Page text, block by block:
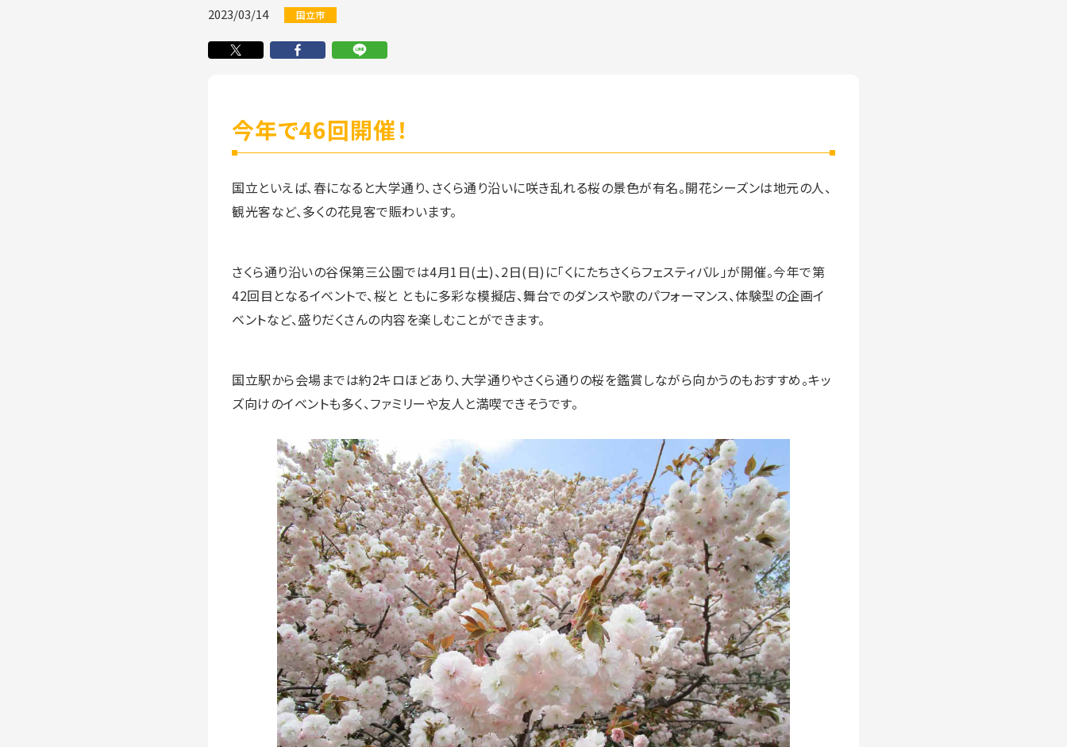
2023/03/14 国立市
今年で46回開催！
国立といえば、春になると大学通り、さくら通り沿いに咲き乱れる桜の景色が有名。開花シーズンは地元の人、
観光客など、多くの花見客で賑わいます。
さくら通り沿いの谷保第三公園では4月1日(土)、2日(日)に「くにたちさくらフェスティバル」が開催。今年で第
42回目となるイベントで、桜と ともに多彩な模擬店、舞台でのダンスや歌のパフォーマンス、体験型の企画イ
ベントなど、盛りだくさんの内容を楽しむことができます。
国立駅から会場までは約2キロほどあり、大学通りやさくら通りの桜を鑑賞しながら向かうのもおすすめ。キッ
ズ向けのイベントも多く、ファミリーや友人と満喫できそうです。